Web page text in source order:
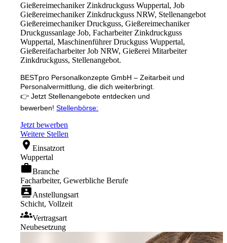
Gießereimechaniker Zinkdruckguss Wuppertal, Job
Gießereimechaniker Zinkdruckguss NRW, Stellenangebot
Gießereimechaniker Druckguss, Gießereimechaniker
Druckgussanlage Job, Facharbeiter Zinkdruckguss
Wuppertal, Maschinenführer Druckguss Wuppertal,
Gießereifacharbeiter Job NRW, Gießerei Mitarbeiter
Zinkdruckguss, Stellenangebot.
BESTpro Personalkonzepte GmbH – Zeitarbeit und
Personalvermittlung, die dich weiterbringt.
👉 Jetzt Stellenangebote entdecken und
bewerben!Stellenbörse:
Jetzt bewerben
Weitere Stellen
location_onEinsatzort
Wuppertal
workBranche
Facharbeiter, Gewerbliche Berufe
contactsAnstellungsart
Schicht, Vollzeit
groupsVertragsart
Neubesetzung